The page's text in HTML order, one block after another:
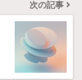
次の記事